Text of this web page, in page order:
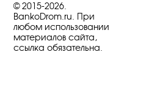
© 2015-2026.
BankoDrom.ru. При
любом использовании
материалов сайта,
ссылка обязательна.